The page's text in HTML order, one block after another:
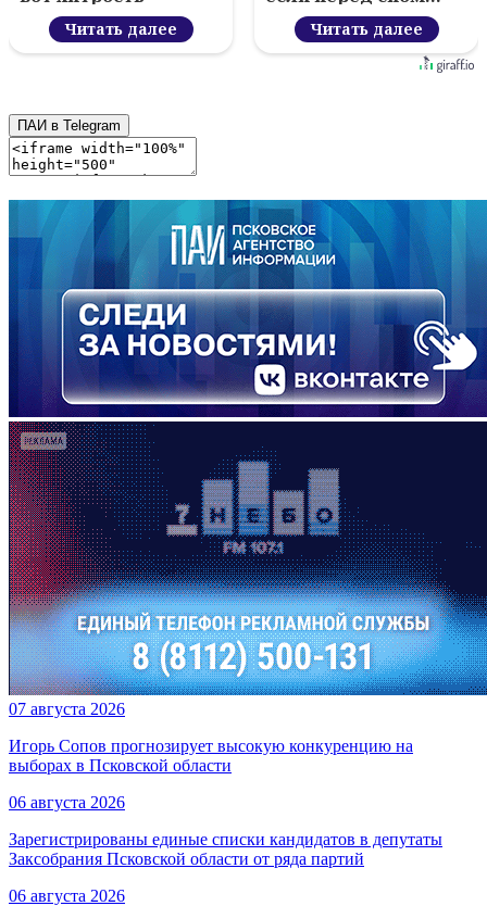
Читать далее Читать далее
ПАИ в Telegram
07 августа 2026
Игорь Сопов прогнозирует высокую конкуренцию на
выборах в Псковской области
06 августа 2026
Зарегистрированы единые списки кандидатов в депутаты
Заксобрания Псковской области от ряда партий
06 августа 2026